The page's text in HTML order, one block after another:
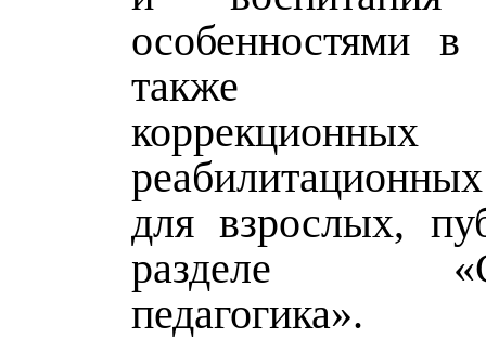
особенностями в
также
для взрослых,
разделе
педагогика».